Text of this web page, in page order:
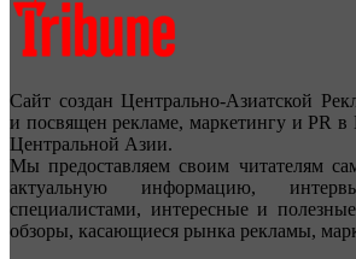
Сайт создан Центрально-Азиатской
и посвящен рекламе, маркетингу и PR в
Центральной Азии.
Мы предоставляем своим читателям
актуальную информацию,
специалистами, интересные и
обзоры, касающиеся рынка рекламы,